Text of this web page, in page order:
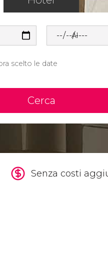
Al
scelto le date
Cerca
Senza costi